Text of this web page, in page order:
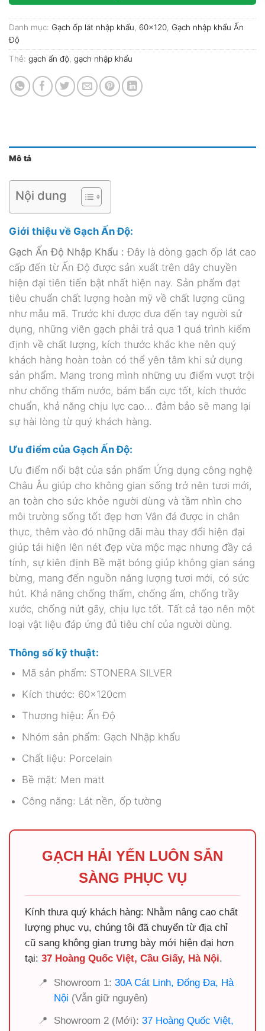
Danh mục: Gạch ốp lát nhập khẩu 60x120 Gạch nhập khẩu Ấn
Độ
Thẻ: gạch ấn độ gạch nhập khẩu
Mô tả
Nội dung
Giới thiệu về Gạch Ấn Độ:
Gạch Ấn Độ Nhập Khẩu : Đây là dòng gạch ốp lát cao
cấp đến từ Ấn Độ được sản xuất trên dây chuyền
hiện đại tiên tiến bật nhất hiện nay. Sản phẩm đạt
tiêu chuẩn chất lượng hoàn mỹ về chất lượng cũng
như mẫu mã. Trước khi được đưa đến tay người sử
dụng, những viên gạch phải trả qua 1 quá trình kiểm
định về chất lượng, kích thước khắc khe nên quý
khách hàng hoàn toàn có thể yên tâm khi sử dụng
sản phẩm. Mang trong mình những ưu điểm vượt trội
như chống thấm nước, bám bẩn cực tốt, kích thước
chuẩn, khả năng chịu lực cao… đảm bảo sẽ mang lại
sự hài lòng từ quý khách hàng.
Ưu điểm của Gạch Ấn Độ:
Ưu điểm nổi bật của sản phẩm Ứng dụng công nghệ
Châu Âu giúp cho không gian sống trở nên tươi mới,
an toàn cho sức khỏe người dùng và tầm nhìn cho
môi trường sống tốt đẹp hơn Vân đá được in chân
thực, thêm vào đó những dãi màu thay đổi hiện đại
giúp tái hiện lên nét đẹp vừa mộc mạc nhưng đầy cá
tính, sự kiên định Bề mặt bóng giúp không gian sáng
bừng, mang đến nguồn năng lượng tươi mới, có sức
hút. Khả năng chống thấm, chống ẩm, chống trầy
xước, chống nứt gãy, chịu lực tốt. Tất cả tạo nên một
loại vật liệu đáp ứng đủ tiêu chí của người dùng.
Thông số kỹ thuật:
Mã sản phẩm: STONERA SILVER
Kích thước: 60x120cm
Thương hiệu: Ấn Độ
Nhóm sản phẩm: Gạch Nhập khẩu
Chất liệu: Porcelain
Bề mặt: Men matt
Công năng: Lát nền, ốp tường
GẠCH HẢI YẾN LUÔN SẴN
SÀNG PHỤC VỤ
Kính thưa quý khách hàng: Nhằm nâng cao chất
lượng phục vụ, chúng tôi đã chuyển từ địa chỉ
cũ sang không gian trưng bày mới hiện đại hơn
tại: 37 Hoàng Quốc Việt, Cầu Giấy, Hà Nội.
📍 Showroom 1: 30A Cát Linh, Đống Đa, Hà
Nội (Vẫn giữ nguyên)
📍
Showroom 2 (Mới): 37 Hoàng Quốc Việt,